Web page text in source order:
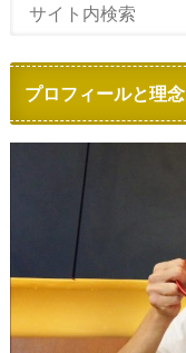
プロフィールと理念